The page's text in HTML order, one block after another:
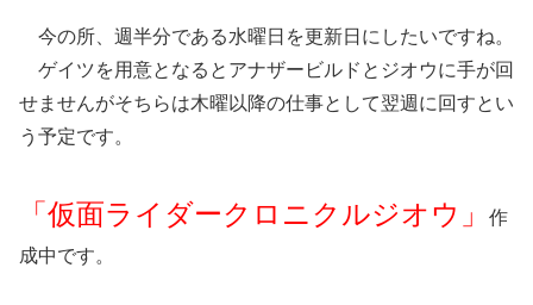
今の所、週半分である水曜日を更新日にしたいですね。
ゲイツを用意となるとアナザービルドとジオウに手が回
せませんがそちらは木曜以降の仕事として翌週に回すとい
う予定です。
「仮面ライダークロニクルジオウ」
作
成中です。